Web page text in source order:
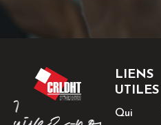
LIENS
UTILES
Qui